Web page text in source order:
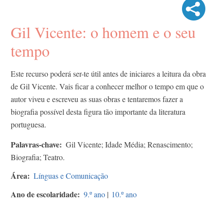
Gil Vicente: o homem e o seu
tempo
Este recurso poderá ser-te útil antes de iniciares a leitura da obra
de Gil Vicente. Vais ficar a conhecer melhor o tempo em que o
autor viveu e escreveu as suas obras e tentaremos fazer a
biografia possível desta figura tão importante da literatura
portuguesa.
Palavras-chave
Gil Vicente; Idade Média; Renascimento;
Biografia; Teatro.
Área Línguas e Comunicação
Ano de escolaridade 9.º ano | 10.º ano